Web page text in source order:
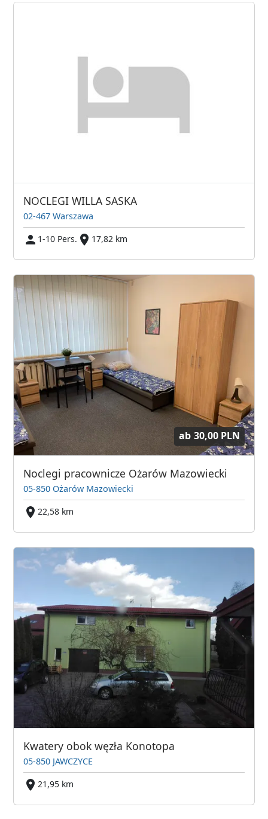
NOCLEGI WILLA SASKA
02-467 Warszawa
1-10 Pers.
17,82 km
ab 30,00 PLN
Noclegi pracownicze Ożarów Mazowiecki
05-850 Ożarów Mazowiecki
22,58 km
Kwatery obok węzła Konotopa
05-850 JAWCZYCE
21,95 km